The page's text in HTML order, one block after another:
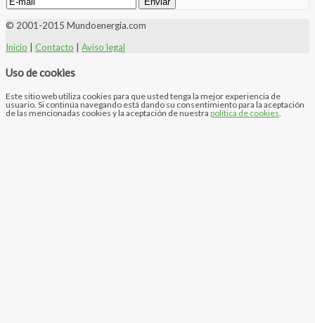
© 2001-2015 Mundoenergia.com
Inicio
Contacto Aviso legal
Uso de cookies
Este sitio web utiliza cookies para que usted tenga la mejor experiencia de
usuario. Si continúa navegando está dando su consentimiento para la aceptación
de las mencionadas cookies y la aceptación de nuestra política de cookies